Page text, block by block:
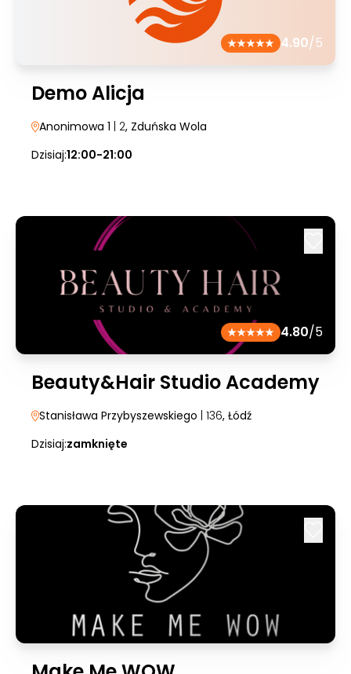
4.90/5
Demo Alicja
Anonimowa 1 | 2, Zduńska Wola
Dzisiaj:12:00-21:00
4.80/5
Beauty&Hair Studio Academy
Stanisława Przybyszewskiego | 136, Łódź
Dzisiaj:zamknięte